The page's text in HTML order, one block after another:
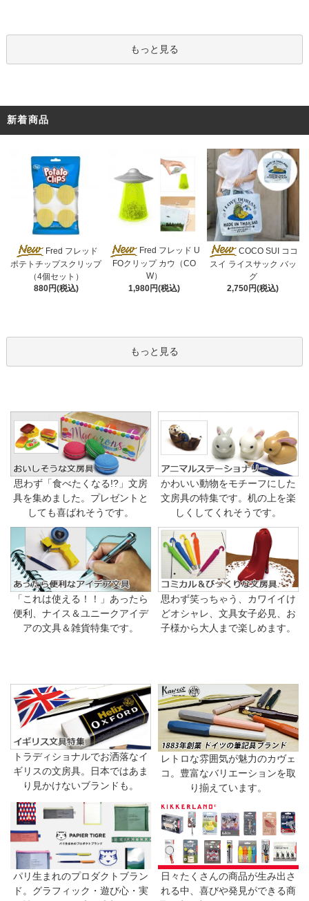
もっと見る
新着商品
Fred フレッド
ポテトチップスクリップ
（4個セット）
880円(税込)
Fred フレッド U
FOクリップ カウ（CO
W）
1,980円(税込)
COCO SUI ココ
スイ ライスサック バッ
グ
2,750円(税込)
もっと見る
思わず「食べたくなる!?」文房
具を集めました。プレゼントと
しても喜ばれそうです。
かわいい動物をモチーフにした
文房具の特集です。机の上を楽
しくしてくれそうです。
「これは使える！！」あったら
便利、ナイス＆ユニークアイデ
アの文具＆雑貨特集です。
思わず笑っちゃう、カワイイけ
どオシャレ、文具女子必見、お
子様から大人まで楽しめます。
トラディショナルでお洒落なイ
ギリスの文房具。日本ではあま
り見かけないブランドも。
レトロな雰囲気が魅力のカヴェ
コ。豊富なバリエーションを取
り揃えています。
パリ生まれのプロダクトブラン
ド。グラフィック・遊び心・実
日々たくさんの商品が生み出さ
れる中、喜びや発見ができる商